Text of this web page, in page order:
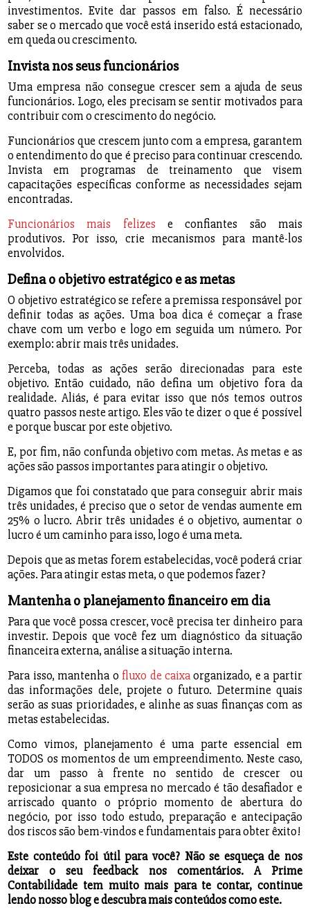
investimentos. Evite dar passos em falso. É necessário
saber se o mercado que você está inserido está estacionado,
em queda ou crescimento.
Invista nos seus funcionários
Uma empresa não consegue crescer sem a ajuda de seus
funcionários. Logo, eles precisam se sentir motivados para
contribuir com o crescimento do negócio.
Funcionários que crescem junto com a empresa, garantem
o entendimento do que é preciso para continuar crescendo.
Invista em programas de treinamento que visem
capacitações específicas conforme as necessidades sejam
encontradas.
Funcionários mais felizes e confiantes são mais
produtivos. Por isso, crie mecanismos para mantê-los
envolvidos.
Defina o objetivo estratégico e as metas
O objetivo estratégico se refere a premissa responsável por
definir todas as ações. Uma boa dica é começar a frase
chave com um verbo e logo em seguida um número. Por
exemplo: abrir mais três unidades.
Perceba, todas as ações serão direcionadas para este
objetivo. Então cuidado, não defina um objetivo fora da
realidade. Aliás, é para evitar isso que nós temos outros
quatro passos neste artigo. Eles vão te dizer o que é possível
e porque buscar por este objetivo.
E, por fim, não confunda objetivo com metas. As metas e as
ações são passos importantes para atingir o objetivo.
Digamos que foi constatado que para conseguir abrir mais
três unidades, é preciso que o setor de vendas aumente em
25% o lucro. Abrir três unidades é o objetivo, aumentar o
lucro é um caminho para isso, logo é uma meta.
Depois que as metas forem estabelecidas, você poderá criar
ações. Para atingir estas meta, o que podemos fazer?
Mantenha o planejamento financeiro em dia
Para que você possa crescer, você precisa ter dinheiro para
investir. Depois que você fez um diagnóstico da situação
financeira externa, análise a situação interna.
Para isso, mantenha o fluxo de caixaorganizado, e a partir
das informações dele, projete o futuro. Determine quais
serão as suas prioridades, e alinhe as suas finanças com as
metas estabelecidas.
Como vimos, planejamento é uma parte essencial em
TODOS os momentos de um empreendimento. Neste caso,
dar um passo à frente no sentido de crescer ou
reposicionar a sua empresa no mercado é tão desafiador e
arriscado quanto o próprio momento de abertura do
negócio, por isso todo estudo, preparação e antecipação
dos riscos são bem-vindos e fundamentais para obter êxito!
Este conteúdo foi útil para você? Não se esqueça de nos
deixar o seu feedback nos comentários. A Prime
Contabilidade tem muito mais para te contar, continue
lendo nosso blog e descubra mais conteúdos como este.